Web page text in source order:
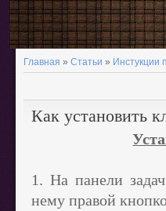
Главная » Статьи » Инстукции
Как установить
1. На панели
нему правой